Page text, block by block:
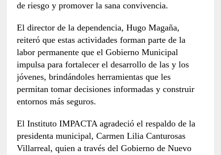
de riesgo y promover la sana convivencia.
El director de la dependencia, Hugo Magaña,
reiteró que estas actividades forman parte de la
labor permanente que el Gobierno Municipal
impulsa para fortalecer el desarrollo de las y los
jóvenes, brindándoles herramientas que les
permitan tomar decisiones informadas y construir
entornos más seguros.
El Instituto IMPACTA agradeció el respaldo de la
presidenta municipal, Carmen Lilia Canturosas
Villarreal, quien a través del Gobierno de Nuevo